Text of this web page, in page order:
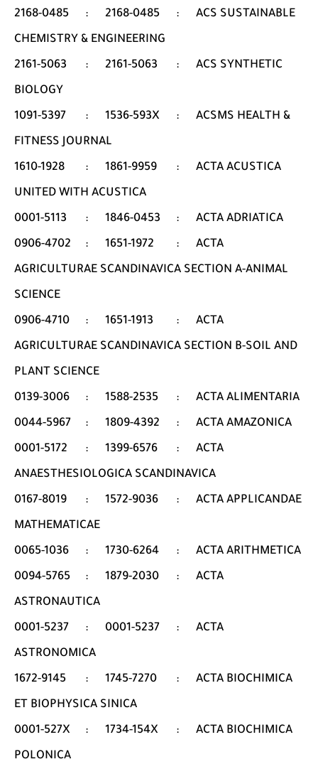
2168-0485
: 2168-0485 :
ACS SUSTAINABLE
CHEMISTRY & ENGINEERING
2161-5063
: 2161-5063 :
ACS SYNTHETIC
BIOLOGY
1091-5397
: 1536-593X :
ACSMS HEALTH &
FITNESS JOURNAL
1610-1928
: 1861-9959 :
ACTA ACUSTICA
UNITED WITH ACUSTICA
0001-5113
: 1846-0453 :
ACTA ADRIATICA
0906-4702
: 1651-1972 :
ACTA
AGRICULTURAE SCANDINAVICA SECTION A-ANIMAL
SCIENCE
0906-4710
: 1651-1913 :
ACTA
AGRICULTURAE SCANDINAVICA SECTION B-SOIL AND
PLANT SCIENCE
0139-3006
: 1588-2535 :
ACTA ALIMENTARIA
0044-5967
: 1809-4392 :
ACTA AMAZONICA
0001-5172
: 1399-6576 :
ACTA
ANAESTHESIOLOGICA SCANDINAVICA
0167-8019
: 1572-9036 :
ACTA APPLICANDAE
MATHEMATICAE
0065-1036
: 1730-6264 :
ACTA ARITHMETICA
0094-5765
: 1879-2030 :
ACTA
ASTRONAUTICA
0001-5237
: 0001-5237 :
ACTA
ASTRONOMICA
1672-9145
: 1745-7270 :
ACTA BIOCHIMICA
ET BIOPHYSICA SINICA
0001-527X
: 1734-154X :
ACTA BIOCHIMICA
POLONICA